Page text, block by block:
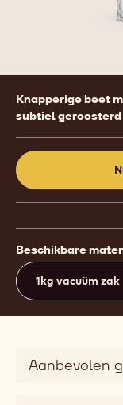
Product
information
Knapperige beet
subtiel geroosterd
Beschikbare
1kg vacuüm zak
Aanbevolen